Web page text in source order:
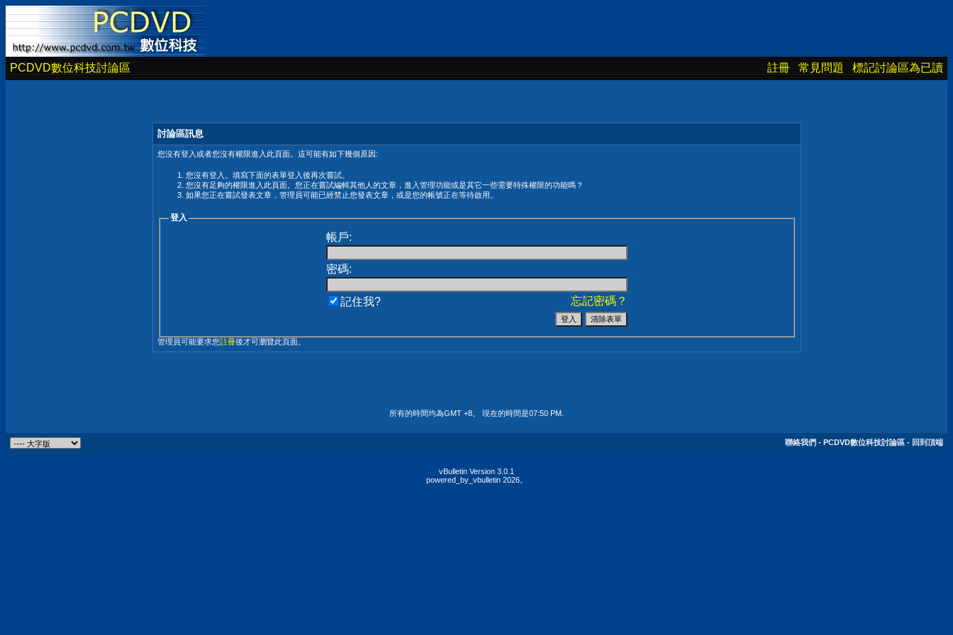
PCDVD數位科技討論區 註冊 常見問題 標記討論區為已讀
討論區訊息
您沒有登入或者您沒有權限進入此頁面。這可能有如下幾個原因:
您沒有登入。填寫下面的表單登入後再次嘗試。
您沒有足夠的權限進入此頁面。您正在嘗試編輯其他人的文章，進入管理功能或是其它一些需要特殊權限的功能嗎？
如果您正在嘗試發表文章，管理員可能已經禁止您發表文章，或是您的帳號正在等待啟用。
登入
帳戶:
密碼:
忘記密碼？
記住我?
管理員可能要求您註冊後才可瀏覽此頁面。
所有的時間均為GMT +8。 現在的時間是07:50 PM
聯絡我們 - PCDVD數位科技討論區 - 回到頂端
vBulletin Version 3.0.1
powered_by_vbulletin 2026。